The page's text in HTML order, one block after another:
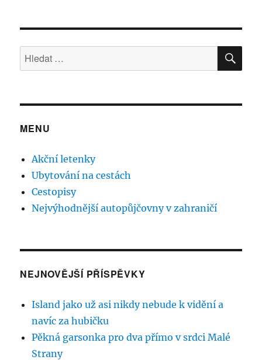
Hledat:
MENU
Akční letenky
Ubytování na cestách
Cestopisy
Nejvýhodnější autopůjčovny v zahraničí
NEJNOVĚJŠÍ PŘÍSPĚVKY
Island jako už asi nikdy nebude k vidění a
navíc za hubičku
Pěkná garsonka pro dva přímo v srdci Malé
Strany